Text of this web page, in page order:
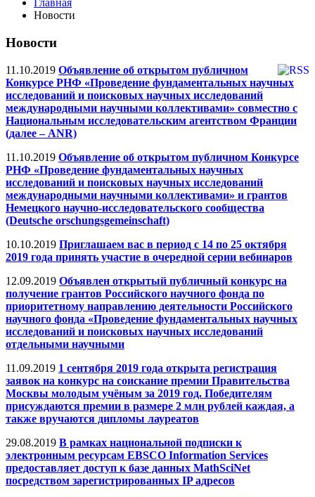
Главная
Новости
Новости
11.10.2019 Объявление об открытом публичном
Конкурсе РНФ «Проведение фундаментальных научных
исследований и поисковых научных исследований
международными научными коллективами» совместно с
Национальным исследовательским агентством Франции
(далее – ANR)
11.10.2019 Объявление об открытом публичном Конкурсе
РНФ «Проведение фундаментальных научных
исследований и поисковых научных исследований
международными научными коллективами» и грантов
Немецкого научно-исследовательского сообщества
(Deutsche orschungsgemeinschaft)
10.10.2019 Приглашаем вас в период с 14 по 25 октября
2019 года принять участие в очередной серии вебинаров
12.09.2019 Объявлен открытый публичный конкурс на
получение грантов Российского научного фонда по
приоритетному направлению деятельности Российского
научного фонда «Проведение фундаментальных научных
исследований и поисковых научных исследований
отдельными научными
11.09.2019 1 сентября 2019 года открыта регистрация
заявок на конкурс на соискание премии Правительства
Москвы молодым учёным за 2019 год. Победителям
присуждаются премии в размере 2 млн рублей каждая, а
также вручаются дипломы лауреатов
29.08.2019 В рамках национальной подписки к
электронным ресурсам EBSCO Information Services
предоставляет доступ к базе данных MathSciNet
посредством зарегистрированных IP адресов